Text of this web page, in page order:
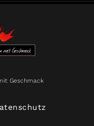
Geschmack